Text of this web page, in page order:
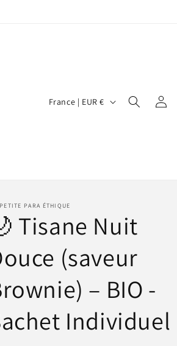
é
g
i
o
n
France | EUR € Connexion
PARA ÉTHIQUE
Tisane Nuit
(saveur
– BIO -
Individuel